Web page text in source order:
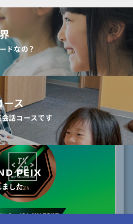
ドなの？
ース
話コースです
PEIX
した